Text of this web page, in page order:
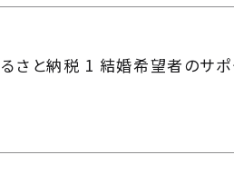
さと納税 1 結婚希望者のサ